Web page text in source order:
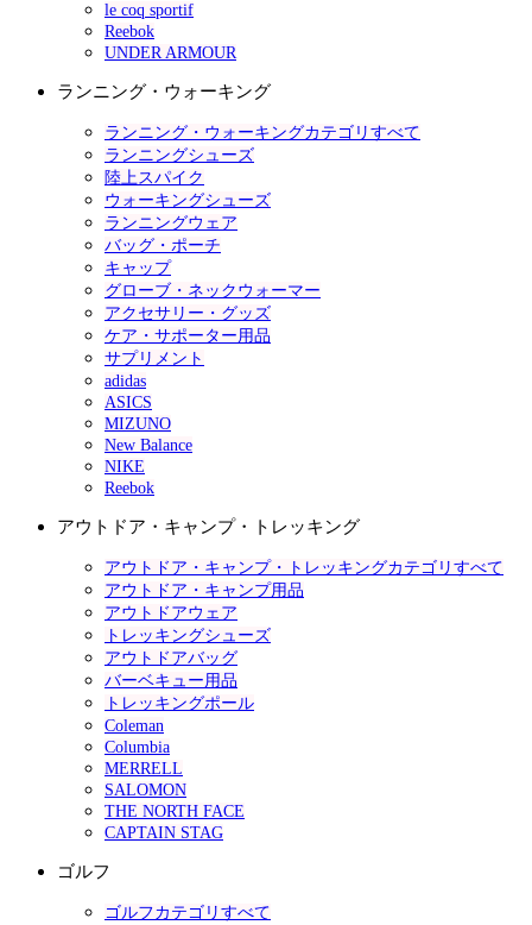
le coq sportif
Reebok
UNDER ARMOUR
ランニング・ウォーキング
ランニング・ウォーキングカテゴリすべて
ランニングシューズ
陸上スパイク
ウォーキングシューズ
ランニングウェア
バッグ・ポーチ
キャップ
グローブ・ネックウォーマー
アクセサリー・グッズ
ケア・サポーター用品
サプリメント
adidas
ASICS
MIZUNO
New Balance
NIKE
Reebok
アウトドア・キャンプ・トレッキング
アウトドア・キャンプ・トレッキングカテゴリすべて
アウトドア・キャンプ用品
アウトドアウェア
トレッキングシューズ
アウトドアバッグ
バーベキュー用品
トレッキングポール
Coleman
Columbia
MERRELL
SALOMON
THE NORTH FACE
CAPTAIN STAG
ゴルフ
ゴルフカテゴリすべて